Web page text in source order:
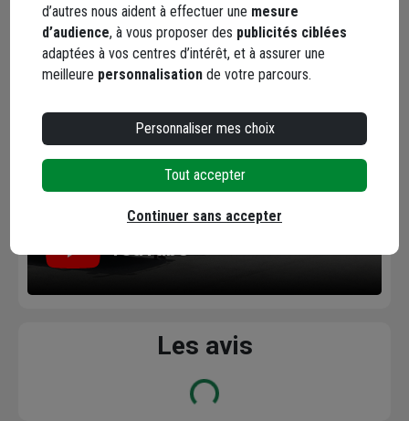
Facebook Instagram
YouTube
Les avis
Loading...
d’autres nous aident à effectuer une mesure
d’audience, à vous proposer des publicités ciblées
adaptées à vos centres d’intérêt, et à assurer une
meilleure personnalisation de votre parcours.
Personnaliser mes choix
Tout accepter
Continuer sans accepter